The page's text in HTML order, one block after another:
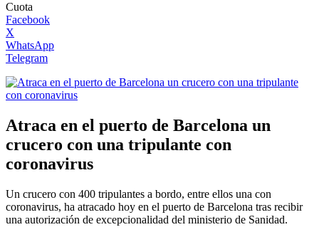
Cuota
Facebook
X
WhatsApp
Telegram
Atraca en el puerto de Barcelona un
crucero con una tripulante con
coronavirus
Un crucero con 400 tripulantes a bordo, entre ellos una con
coronavirus, ha atracado hoy en el puerto de Barcelona tras recibir
una autorización de excepcionalidad del ministerio de Sanidad.